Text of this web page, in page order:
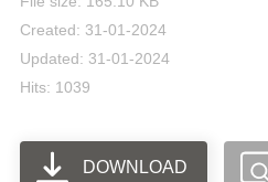
Created: 31-01-2024
Updated: 31-01-2024
Hits: 1039
DOWNLOAD